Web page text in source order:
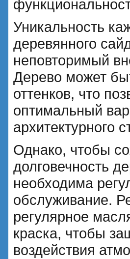
Уникальность
деревянного
неповторимый
Дерево может
оттенков, что
оптимальный
архитектурного
Однако, чтобы
долговечность
необходима
обслуживание.
регулярное
краска, чтобы
воздействия